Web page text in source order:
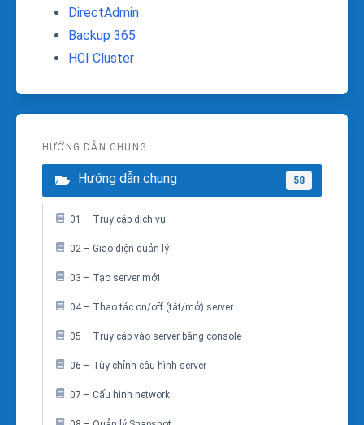
DirectAdmin
Backup 365
HCI Cluster
HƯỚNG DẪN CHUNG
Hướng dẫn chung 58
01 – Truy cập dịch vụ
02 – Giao diện quản lý
03 – Tạo server mới
04 – Thao tác on/off (tắt/mở) server
05 – Truy cập vào server bằng console
06 – Tùy chỉnh cấu hình server
07 – Cấu hình network